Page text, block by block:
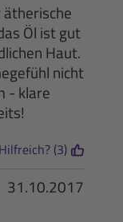
ätherische
Öl ist gut
Haut.
nicht
- klare
Hilfreich? (3)
31.10.2017